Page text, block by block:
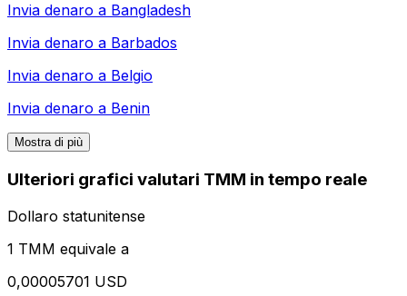
Invia denaro a Bangladesh
Invia denaro a Barbados
Invia denaro a Belgio
Invia denaro a Benin
Mostra di più
Ulteriori grafici valutari TMM in tempo reale
Dollaro statunitense
1 TMM equivale a
0,00005701 USD